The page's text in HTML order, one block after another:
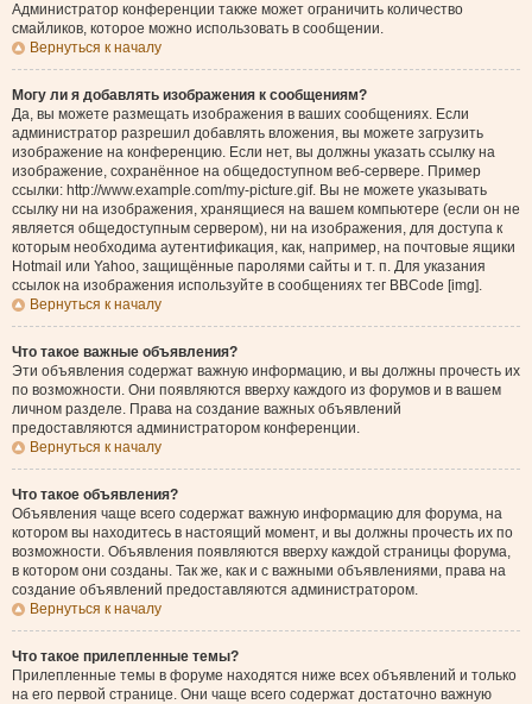
Администратор конференции также может ограничить количество
смайликов, которое можно использовать в сообщении.
Вернуться к началу
Могу ли я добавлять изображения к сообщениям?
Да, вы можете размещать изображения в ваших сообщениях. Если
администратор разрешил добавлять вложения, вы можете загрузить
изображение на конференцию. Если нет, вы должны указать ссылку на
изображение, сохранённое на общедоступном веб-сервере. Пример
ссылки: http://www.example.com/my-picture.gif. Вы не можете указывать
ссылку ни на изображения, хранящиеся на вашем компьютере (если он не
является общедоступным сервером), ни на изображения, для доступа к
которым необходима аутентификация, как, например, на почтовые ящики
Hotmail или Yahoo, защищённые паролями сайты и т. п. Для указания
ссылок на изображения используйте в сообщениях тег BBCode [img].
Вернуться к началу
Что такое важные объявления?
Эти объявления содержат важную информацию, и вы должны прочесть их
по возможности. Они появляются вверху каждого из форумов и в вашем
личном разделе. Права на создание важных объявлений
предоставляются администратором конференции.
Вернуться к началу
Что такое объявления?
Объявления чаще всего содержат важную информацию для форума, на
котором вы находитесь в настоящий момент, и вы должны прочесть их по
возможности. Объявления появляются вверху каждой страницы форума,
в котором они созданы. Так же, как и с важными объявлениями, права на
создание объявлений предоставляются администратором.
Вернуться к началу
Что такое прилепленные темы?
Прилепленные темы в форуме находятся ниже всех объявлений и только
на его первой странице. Они чаще всего содержат достаточно важную